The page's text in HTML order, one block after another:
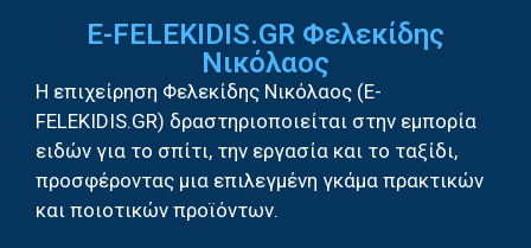
E-FELEKIDIS.GR Φελεκίδης
Νικόλαος
Η επιχείρηση Φελεκίδης Νικόλαος (E-
FELEKIDIS.GR) δραστηριοποιείται στην εμπορία
ειδών για το σπίτι, την εργασία και το ταξίδι,
προσφέροντας μια επιλεγμένη γκάμα πρακτικών
και ποιοτικών προϊόντων.